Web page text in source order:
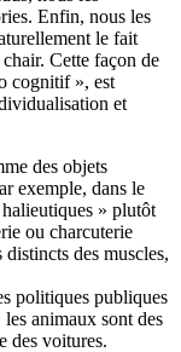
Enfin, nous les
le fait
Cette façon de
cognitif », est
et
des objets
exemple, dans le
» plutôt
ou charcuterie
des muscles,
politiques publiques
animaux sont des
des voitures.